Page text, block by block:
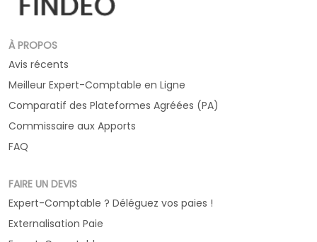
À PROPOS
Avis récents
Meilleur Expert-Comptable en Ligne
Comparatif des Plateformes Agréées (PA)
Commissaire aux Apports
FAQ
FAIRE UN DEVIS
Expert-Comptable ? Déléguez vos paies !
Externalisation Paie